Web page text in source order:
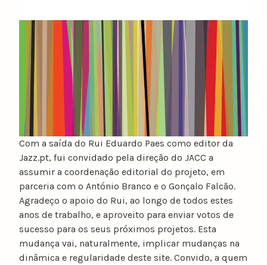
a
Com a saída do Rui Eduardo Paes como editor da
Jazz.pt, fui convidado pela direção do JACC a
assumir a coordenação editorial do projeto, em
parceria com o António Branco e o Gonçalo Falcão.
Agradeço o apoio do Rui, ao longo de todos estes
anos de trabalho, e aproveito para enviar votos de
sucesso para os seus próximos projetos. Esta
mudança vai, naturalmente, implicar mudanças na
dinâmica e regularidade deste site. Convido, a quem